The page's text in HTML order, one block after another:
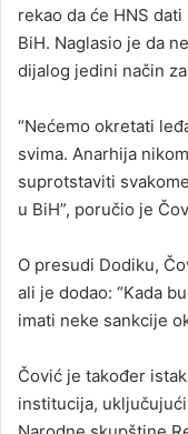
rekao da će HNS
BiH. Naglasio je da
dijalog jedini način
“Nećemo okretati
svima. Anarhija
suprotstaviti
u BiH”, poručio je
O presudi Dodiku,
ali je dodao: “Kada
imati neke sankcije
Čović je također
institucija,